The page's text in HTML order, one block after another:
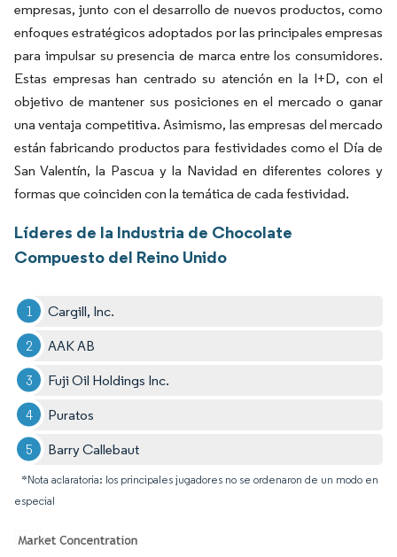
empresas, junto con el desarrollo de nuevos productos, como
enfoques estratégicos adoptados por las principales empresas
para impulsar su presencia de marca entre los consumidores.
Estas empresas han centrado su atención en la I+D, con el
objetivo de mantener sus posiciones en el mercado o ganar
una ventaja competitiva. Asimismo, las empresas del mercado
están fabricando productos para festividades como el Día de
San Valentín, la Pascua y la Navidad en diferentes colores y
formas que coinciden con la temática de cada festividad.
Líderes de la Industria de Chocolate
Compuesto del Reino Unido
Cargill, Inc.
AAK AB
Fuji Oil Holdings Inc.
Puratos
Barry Callebaut
*Nota aclaratoria: los principales jugadores no se ordenaron de un modo en
especial